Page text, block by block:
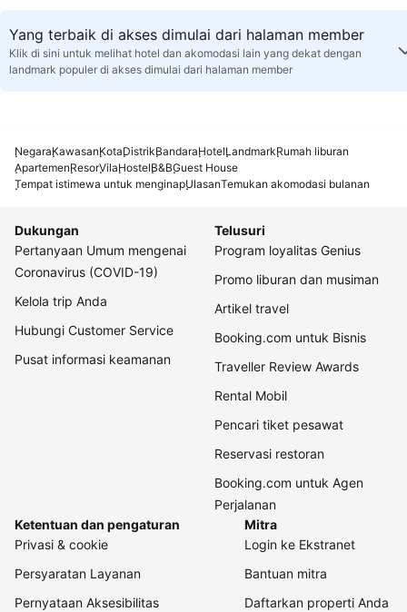
Yang terbaik di akses dimulai dari halaman member
Klik di sini untuk melihat hotel dan akomodasi lain yang dekat dengan
landmark populer di akses dimulai dari halaman member
NegaraKawasanKotaDistrikBandaraHotelLandmarkRumah liburan
ApartemenResorVilaHostelB&BGuest House
Tempat istimewa untuk menginapUlasanTemukan akomodasi bulanan
Dukungan
Pertanyaan Umum mengenai
Coronavirus (COVID-19)
Kelola trip Anda
Hubungi Customer Service
Pusat informasi keamanan
Telusuri
Program loyalitas Genius
Promo liburan dan musiman
Artikel travel
Booking.com untuk Bisnis
Traveller Review Awards
Rental Mobil
Pencari tiket pesawat
Reservasi restoran
Booking.com untuk Agen
Perjalanan
Ketentuan dan pengaturan
Privasi & cookie
Persyaratan Layanan
Pernyataan Aksesibilitas
Mitra
Login ke Ekstranet
Bantuan mitra
Daftarkan properti Anda